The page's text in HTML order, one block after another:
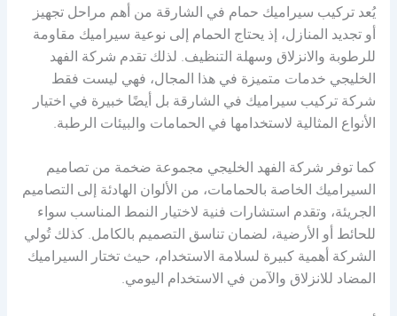
يُعد تركيب سيراميك حمام في الشارقة من أهم مراحل تجهيز
أو تجديد المنازل، إذ يحتاج الحمام إلى نوعية سيراميك مقاومة
للرطوبة والانزلاق وسهلة التنظيف. لذلك تقدم شركة الفهد
الخليجي خدمات متميزة في هذا المجال، فهي ليست فقط
شركة تركيب سيراميك في الشارقة بل أيضًا خبيرة في اختيار
الأنواع المثالية لاستخدامها في الحمامات والبيئات الرطبة.
كما توفر شركة الفهد الخليجي مجموعة ضخمة من تصاميم
السيراميك الخاصة بالحمامات، من الألوان الهادئة إلى التصاميم
الجريئة، وتقدم استشارات فنية لاختيار النمط المناسب سواء
للحائط أو الأرضية، لضمان تناسق التصميم بالكامل. كذلك تُولي
الشركة أهمية كبيرة لسلامة الاستخدام، حيث تختار السيراميك
المضاد للانزلاق والآمن في الاستخدام اليومي.